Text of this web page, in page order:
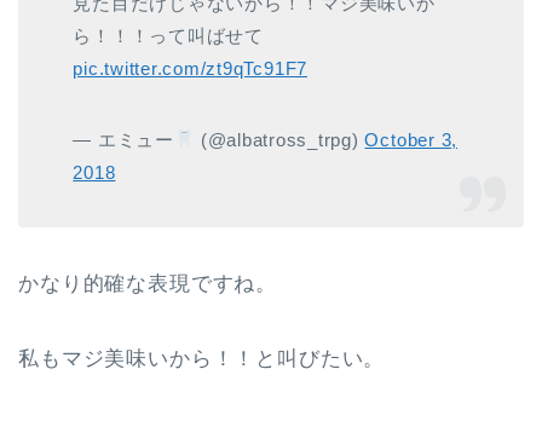
ら！！！って叫ばせて
pic.twitter.com/zt9qTc91F7
— エミュー (@albatross_trpg)October 3,
2018
かなり的確な表現ですね。
私もマジ美味いから！！と叫びたい。